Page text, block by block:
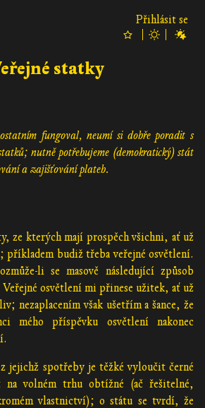
Přihlásit se
statky
fungoval, neumí si dobře poradit s
nutně potřebujeme (demokratický) stát
a zajišťování plateb.
ze kterých mají prospěch všichni, ať už
budiž třeba veřejné osvětlení.
li se masově následující způsob
osvětlení mi přinese užitek, ať už
nezaplacením však ušetřím a šance, že
mého příspěvku osvětlení nakonec
jejichž spotřeby je těžké vyloučit černé
na volném trhu obtížné (ač řešitelné,
vlastnictví); o státu se tvrdí, že